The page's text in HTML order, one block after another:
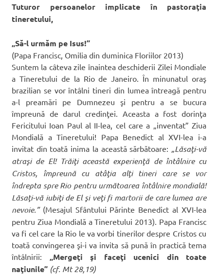
Tuturor persoanelor implicate în pastoraţia
tineretului,
„Să-l urmăm pe Isus!”
(Papa Francisc, Omilia din duminica Floriilor 2013)
Suntem la câteva zile înaintea deschiderii Zilei Mondiale
a Tineretului de la Rio de Janeiro. În minunatul oraş
brazilian se vor întâlni tineri din lumea întreagă pentru
a-l preamări pe Dumnezeu şi pentru a se bucura
împreună de darul credinţei. Aceasta a fost dorinţa
Fericitului Ioan Paul al II-lea, cel care a „inventat” Ziua
Mondială a Tineretului! Papa Benedict al XVI-lea i-a
invitat din toată inima la această sărbătoare: „Lăsaţi-vă
atraşi de El! Trăiţi această experienţă de întâlnire cu
Cristos, împreună cu atâţia alţi tineri care se vor
îndrepta spre Rio pentru următoarea întâlnire mondială!
Lăsaţi-vă iubiţi de El şi veţi fi martorii de care lumea are
nevoie.”(Mesajul Sfântului Părinte Benedict al XVI-lea
pentru Ziua Mondială a Tineretului 2013). Papa Francisc
va fi cel care la Rio le va vorbi tinerilor despre Cristos cu
toată convingerea şi-i va invita să pună în practică tema
întâlnirii: „Mergeţi şi faceţi ucenici din toate
naţiunile” (cf. Mt 28,19)